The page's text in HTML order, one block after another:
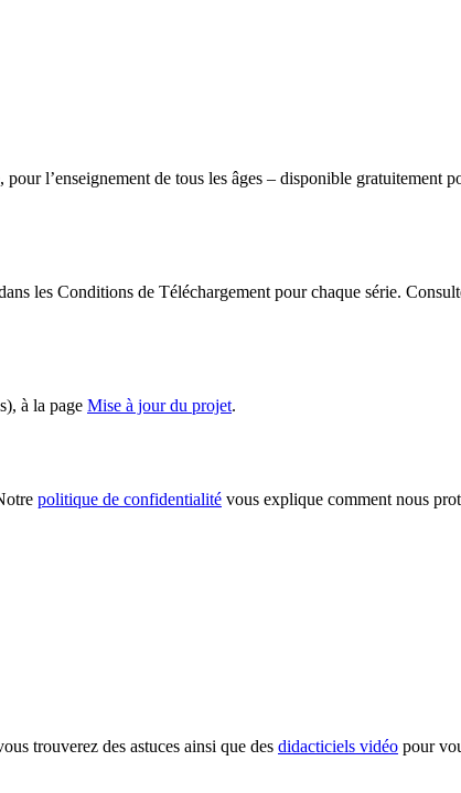
l’enseignement de tous les âges – disponible gratuitement
les Conditions de Téléchargement pour chaque série.
à la page Mise à jour du projet.
politique de confidentialité vous explique comment nous
trouverez des astuces ainsi que des didacticiels vidéo pour